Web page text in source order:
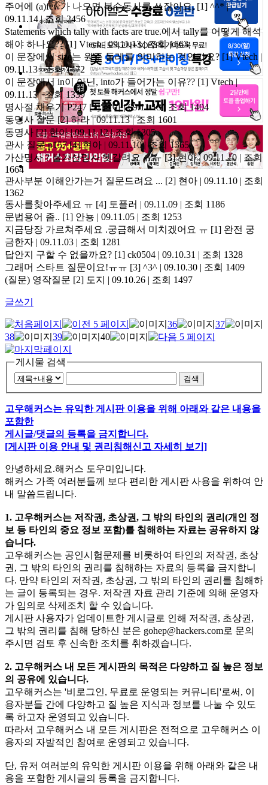
주어에 (a)few가 나오면 복수동사를 쓰잖아요, [1] ^^* |
09.11.14 | 조회 2456
Statements which tally with facts are true.에서 tally를 어떻게 해석
해야 하나요??[1] Vtech | 09.11.13 | 조회 1663
이 문장에서 size는 원주 둘레를 의미하는 것인가요? [1] Vtech |
09.11.13 | 조회 1472
이 문장에서 in이 아닌, into가 들어가는 이유??[1] Vtech |
09.11.13 | 조회 1339
명사절 채우기 P247 [2] 현아 | 09.11.13 | 조회 1404
동명사 질문 [2] 하라 | 09.11.13 | 조회 1601
동명사 [2] 현아 | 09.11.12 | 조회 1305
관사 질문 p157[4] 현아 | 09.11.10 | 조회 1365
가산명사 ? 불가산명사 헷갈려요 ㅠㅠ[3] 현아 | 09.11.10 | 조회
1664
관사부분 이해안가는거 질문드려요 ... [2] 현아 | 09.11.10 | 조회
1362
동사를찾아주세요 ㅠ [4] 토플러 | 09.11.09 | 조회 1186
문법용어 좀.. [1] 안뇽 | 09.11.05 | 조회 1253
지금당장 가르쳐주세요 .궁금해서 미치겠어요 ㅠ [1] 완전 궁
금한자 | 09.11.03 | 조회 1281
답안지 구할 수 없을까요? [1] ck0504 | 09.10.31 | 조회 1328
그래머 스타트 질문이요!ㅠㅠ [3] ^3^ | 09.10.30 | 조회 1409
(질문) 영작질문 [2] 도지 | 09.10.26 | 조회 1497
글쓰기
36
37
38
39 40
게시물 검색
검색
고우해커스는 유익한 게시판 이용을 위해 아래와 같은 내용을
포함한
게시글/댓글의 등록을 금지합니다.
[게시판 이용 안내 및 권리침해신고 자세히 보기]
안녕하세요.해커스 도우미입니다.
해커스 가족 여러분들께 보다 편리한 게시판 사용을 위하여 안
내 말씀드립니다.
1. 고우해커스는 저작권, 초상권, 그 밖의 타인의 권리(개인 정
보 등 타인의 중요 정보 포함)를 침해하는 자료는 공유하지 않
습니다.
고우해커스는 공인시험문제를 비롯하여 타인의 저작권, 초상
권, 그 밖의 타인의 권리를 침해하는 자료의 등록을 금지합니
다. 만약 타인의 저작권, 초상권, 그 밖의 타인의 권리를 침해하
는 글이 등록되는 경우. 저작권 자료 관리 기준에 의해 운영자
가 임의로 삭제조치 할 수 있습니다.
게시판 사용자가 업데이트한 게시글로 인해 저작권, 초상권,
그 밖의 권리를 침해 당하신 분은 gohep@hackers.com로 문의
주시면 검토 후 신속한 조치를 취하겠습니다.
2. 고우해커스 내 모든 게시판의 목적은 다양하고 질 높은 정보
의 공유에 있습니다.
고우해커스는 '비로그인, 무료로 운영되는 커뮤니티'로써, 이
용자분들 간에 다양하고 질 높은 지식과 정보를 나눌 수 있도
록 하고자 운영되고 있습니다.
따라서 고우해커스 내 모든 게시판은 전적으로 고우해커스 이
용자의 자발적인 참여로 운영되고 있습니다.
단, 유저 여러분의 유익한 게시판 이용을 위해 아래와 같은 내
용을 포함한 게시글의 등록을 금지합니다.